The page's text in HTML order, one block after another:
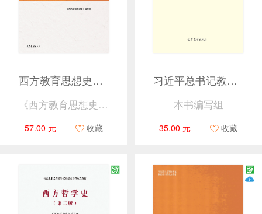
西方教育思想史（第二版）
《西方教育思想史》编写组
57.00 元 收藏
习近平总书记教育重要论述讲义
本书编写组
35.00 元 收藏